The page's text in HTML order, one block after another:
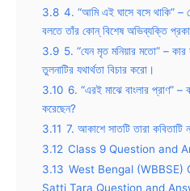
3.8 4. “আমি এই ঘাসে বসে থাকি” –
বলতে তাঁর কোন্‌ বিশেষ অভিব্যক্তি
3.9 5. “যেন মৃত মনিয়ার মতো” – কার
তুলনাটির যথার্থতা বিচার করো।
3.10 6. “এরই মাঝে বাংলার প্রাণ” –
করেছেন?
3.11 7. আকাশে সাতটি তারা কবিতাটি
3.12 Class 9 Question and
3.13 West Bengal (WBBSE)
Satti Tara Question and